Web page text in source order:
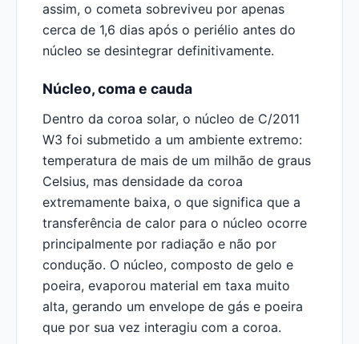
assim, o cometa sobreviveu por apenas
cerca de 1,6 dias após o periélio antes do
núcleo se desintegrar definitivamente.
Núcleo, coma e cauda
Dentro da coroa solar, o núcleo de C/2011
W3 foi submetido a um ambiente extremo:
temperatura de mais de um milhão de graus
Celsius, mas densidade da coroa
extremamente baixa, o que significa que a
transferência de calor para o núcleo ocorre
principalmente por radiação e não por
condução. O núcleo, composto de gelo e
poeira, evaporou material em taxa muito
alta, gerando um envelope de gás e poeira
que por sua vez interagiu com a coroa.